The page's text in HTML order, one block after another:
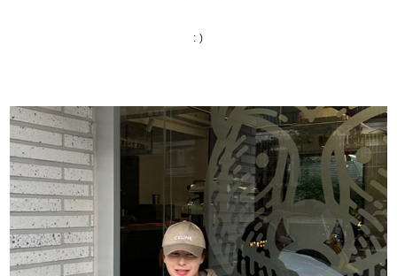
: )